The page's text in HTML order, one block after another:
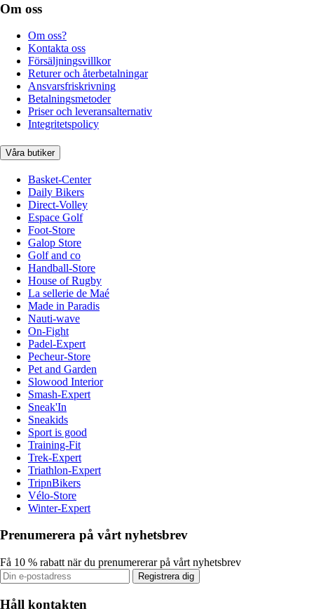
Om oss
Om oss?
Kontakta oss
Försäljningsvillkor
Returer och återbetalningar
Ansvarsfriskrivning
Betalningsmetoder
Priser och leveransalternativ
Integritetspolicy
Våra butiker
Basket-Center
Daily Bikers
Direct-Volley
Espace Golf
Foot-Store
Galop Store
Golf and co
Handball-Store
House of Rugby
La sellerie de Maé
Made in Paradis
Nauti-wave
On-Fight
Padel-Expert
Pecheur-Store
Pet and Garden
Slowood Interior
Smash-Expert
Sneak'In
Sneakids
Sport is good
Training-Fit
Trek-Expert
Triathlon-Expert
TripnBikers
Vélo-Store
Winter-Expert
Prenumerera på vårt nyhetsbrev
Få 10 % rabatt när du prenumererar på vårt nyhetsbrev
Registrera dig
Håll kontakten